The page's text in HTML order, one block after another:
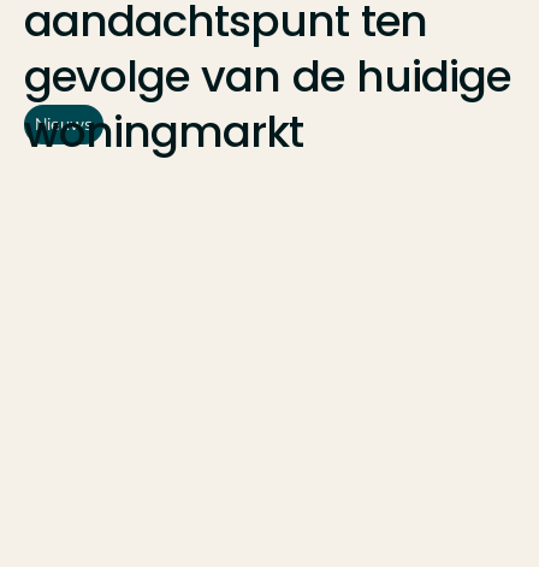
aandachtspunt ten
gevolgevan de huidige
woningmarkt
Nieuws